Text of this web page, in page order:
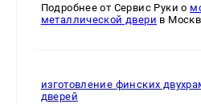
Подробнее от Сервис Руки о
металлической двери в
изготовление финских
дверей